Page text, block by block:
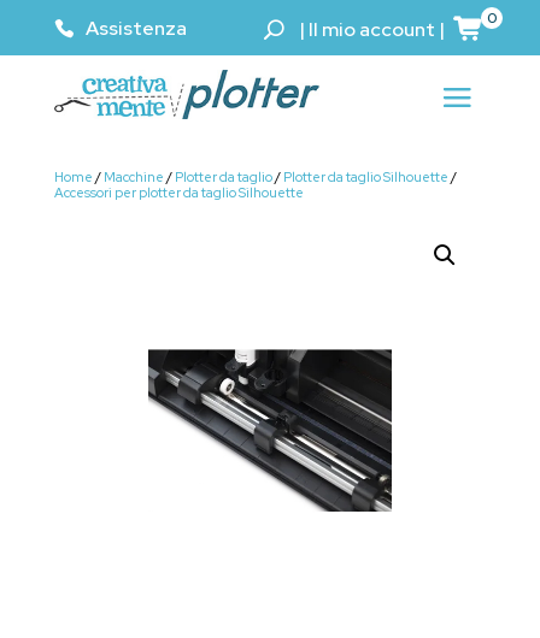
Assistenza | Il mio account | 0
Home / Macchine / Plotter da taglio/ Plotter da taglio Silhouette /
Accessori per plotter da taglio Silhouette